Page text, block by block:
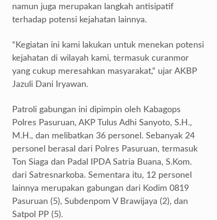
namun juga merupakan langkah antisipatif
terhadap potensi kejahatan lainnya.
“Kegiatan ini kami lakukan untuk menekan potensi
kejahatan di wilayah kami, termasuk curanmor
yang cukup meresahkan masyarakat,” ujar AKBP
Jazuli Dani Iryawan.
Patroli gabungan ini dipimpin oleh Kabagops
Polres Pasuruan, AKP Tulus Adhi Sanyoto, S.H.,
M.H., dan melibatkan 36 personel. Sebanyak 24
personel berasal dari Polres Pasuruan, termasuk
Ton Siaga dan Padal IPDA Satria Buana, S.Kom.
dari Satresnarkoba. Sementara itu, 12 personel
lainnya merupakan gabungan dari Kodim 0819
Pasuruan (5), Subdenpom V Brawijaya (2), dan
Satpol PP (5).